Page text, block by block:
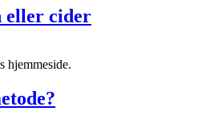
eller cider